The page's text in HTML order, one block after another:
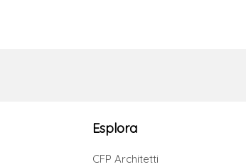
Esplora
CFP Architetti